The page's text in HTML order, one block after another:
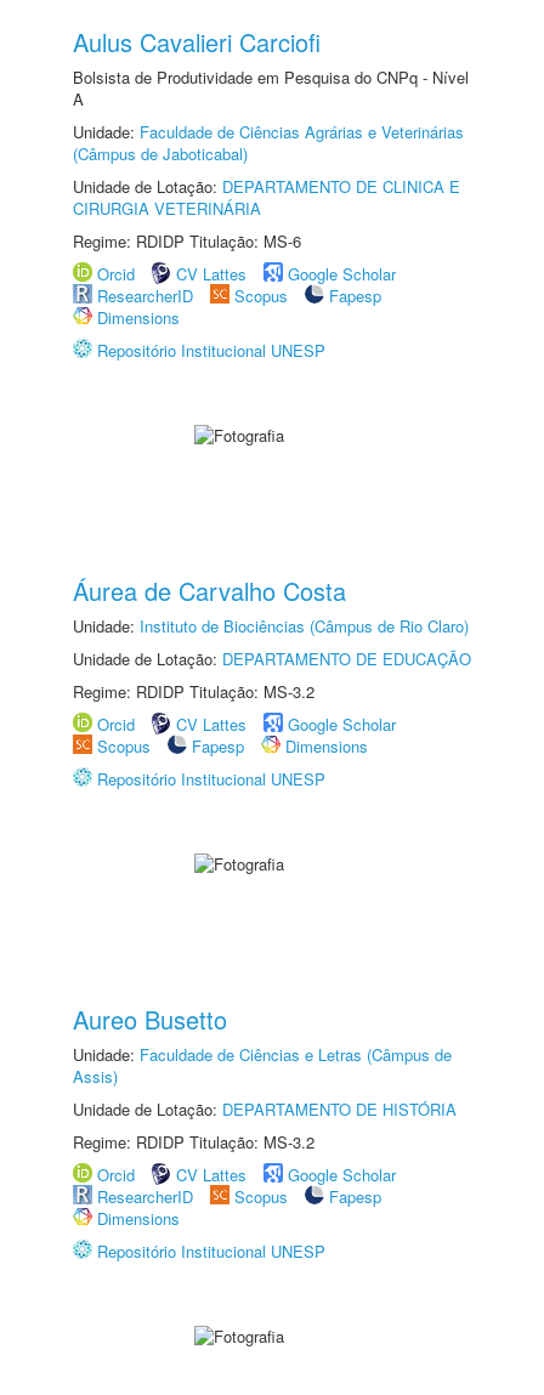
Aulus Cavalieri Carciofi
Bolsista de Produtividade em Pesquisa do CNPq - Nível
A
Unidade: Faculdade de Ciências Agrárias e Veterinárias
(Câmpus de Jaboticabal)
Unidade de Lotação: DEPARTAMENTO DE CLINICA E
CIRURGIA VETERINÁRIA
Regime: RDIDP Titulação: MS-6
Orcid
CV Lattes
Google Scholar
ResearcherID
Scopus
Fapesp
Dimensions
Repositório Institucional UNESP
Áurea de Carvalho Costa
Unidade: Instituto de Biociências (Câmpus de Rio Claro)
Unidade de Lotação: DEPARTAMENTO DE EDUCAÇÃO
Regime: RDIDP Titulação: MS-3.2
Orcid
CV Lattes
Google Scholar
Scopus
Fapesp
Dimensions
Repositório Institucional UNESP
Aureo Busetto
Unidade: Faculdade de Ciências e Letras (Câmpus de
Assis)
Unidade de Lotação: DEPARTAMENTO DE HISTÓRIA
Regime: RDIDP Titulação: MS-3.2
Orcid
CV Lattes
Google Scholar
ResearcherID
Scopus
Fapesp
Dimensions
Repositório Institucional UNESP